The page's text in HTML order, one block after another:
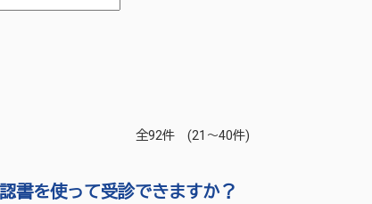
全92件 (21～40件)
書を使って受診できますか？